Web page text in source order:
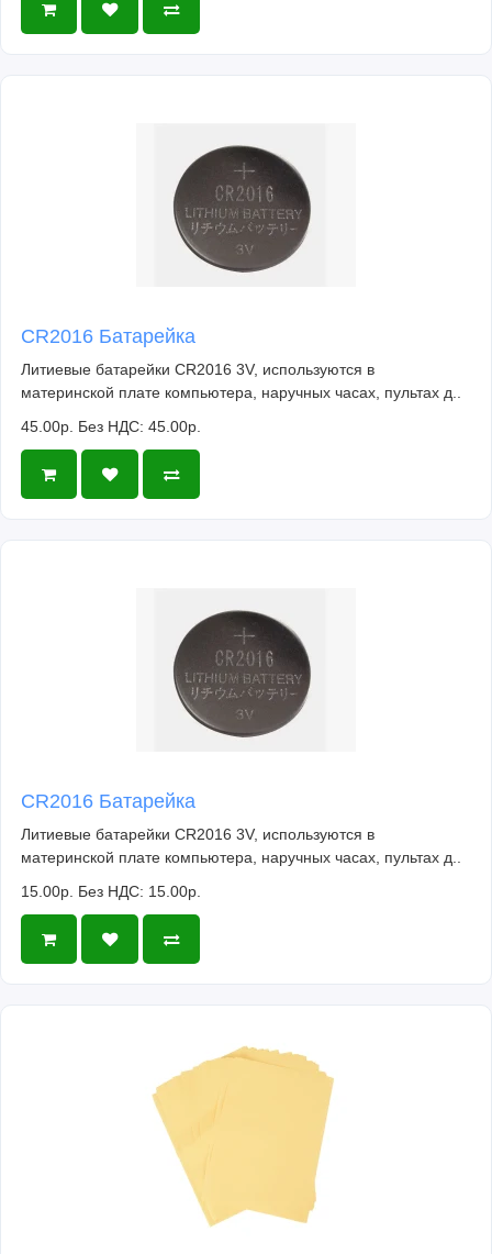
CR2016 Батарейка
Литиевые батарейки CR2016 3V, используются в
материнской плате компьютера, наручных часах, пультах д..
45.00р. Без НДС: 45.00р.
CR2016 Батарейка
Литиевые батарейки CR2016 3V, используются в
материнской плате компьютера, наручных часах, пультах д..
15.00р. Без НДС: 15.00р.